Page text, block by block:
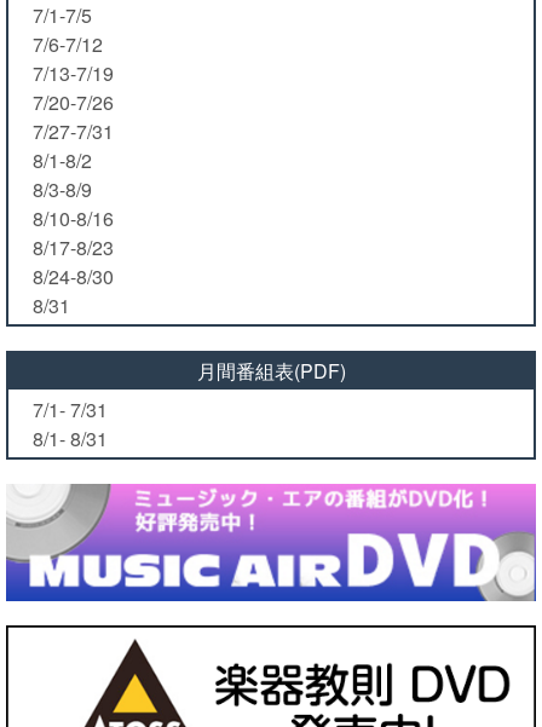
7/1-7/5
7/6-7/12
7/13-7/19
7/20-7/26
7/27-7/31
8/1-8/2
8/3-8/9
8/10-8/16
8/17-8/23
8/24-8/30
8/31
月間番組表(PDF)
7/1- 7/31
8/1- 8/31